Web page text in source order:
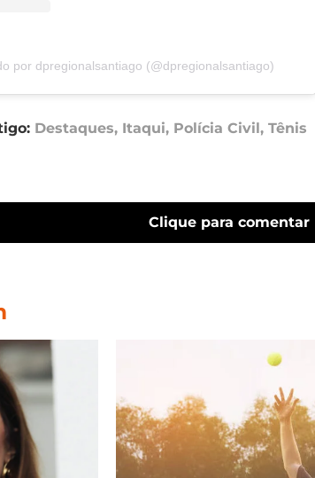
por dpregionalsantiago (@dpregionalsantiago)
Destaques, Itaqui, Polícia Civil , Tênis
Clique para comentar